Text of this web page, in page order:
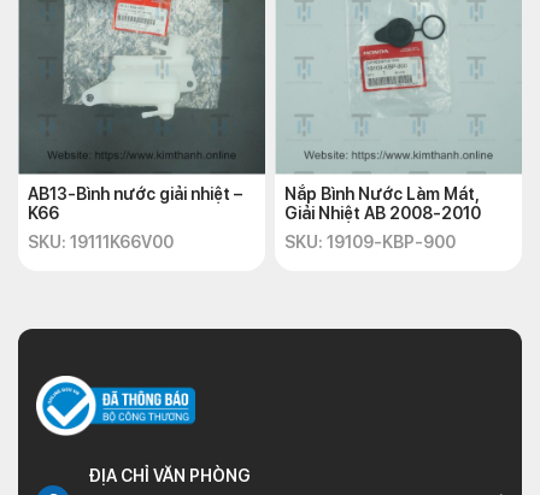
AB13-Bình nước giải nhiệt –
K66
SKU: 19111K66V00
Nắp Bình Nước Làm Mát,
Giải Nhiệt AB 2008-2010
SKU: 19109-KBP-900
ĐỊA CHỈ VĂN PHÒNG